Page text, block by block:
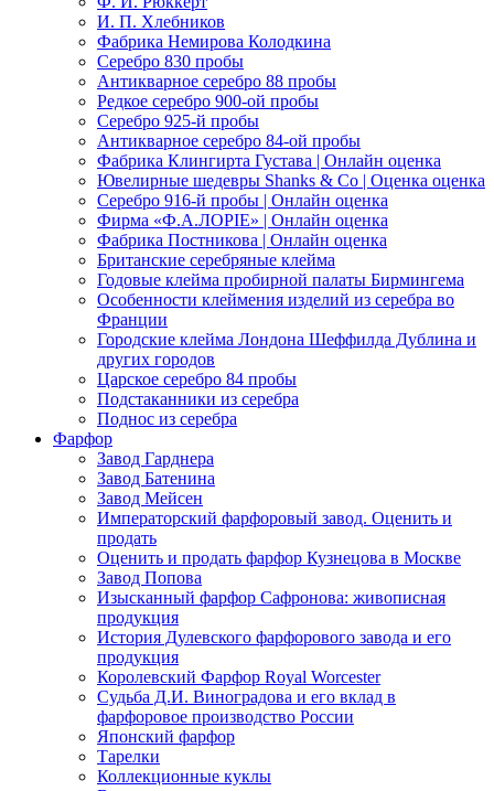
И. П. Хлебников
Фабрика Немирова Колодкина
Серебро 830 пробы
Антикварное серебро 88 пробы
Редкое серебро 900-ой пробы
Серебро 925-й пробы
Антикварное серебро 84-ой пробы
Фабрика Клингирта Густава | Онлайн оценка
Ювелирные шедевры Shanks & Co | Оценка оценка
Серебро 916-й пробы | Онлайн оценка
Фирма «Ф.А.ЛОРIЕ» | Онлайн оценка
Фабрика Постникова | Онлайн оценка
Британские серебряные клейма
Годовые клейма пробирной палаты Бирмингема
Особенности клеймения изделий из серебра во
Франции
Городские клейма Лондона Шеффилда Дублина и
других городов
Царское серебро 84 пробы
Подстаканники из серебра
Поднос из серебра
Фарфор
Завод Гарднера
Завод Батенина
Завод Мейсен
Императорский фарфоровый завод. Оценить и
продать
Оценить и продать фарфор Кузнецова в Москве
Завод Попова
Изысканный фарфор Сафронова: живописная
продукция
История Дулевского фарфорового завода и его
продукция
Королевский Фарфор Royal Worcester
Судьба Д.И. Виноградова и его вклад в
фарфоровое производство России
Японский фарфор
Тарелки
Коллекционные куклы